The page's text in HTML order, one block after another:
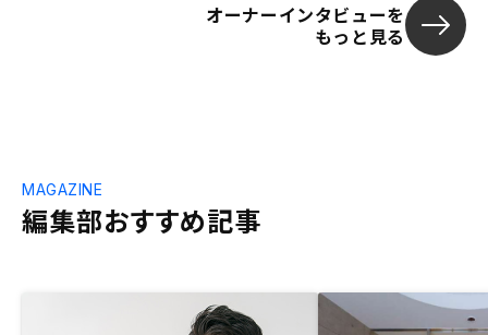
オーナーインタビューを
もっと見る
編集部おすすめ記事
MAGAZINE